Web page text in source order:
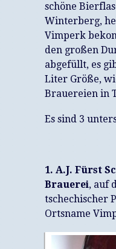
schöne
Winterberg,
Vimperk
den großen
abgefüllt, es
Liter Größe,
Brauereien in
Es sind 3
1. A.J. Fürst
Brauerei, auf
tschechischer
Ortsname